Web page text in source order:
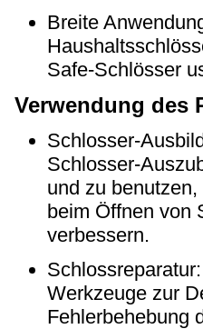
Breite
Safe-Schlösser
Verwendung des
Schlosser-
Schlosser-
und zu
beim Öffnen von
verbessern.
Werkzeuge zur
Fehlerbehebung